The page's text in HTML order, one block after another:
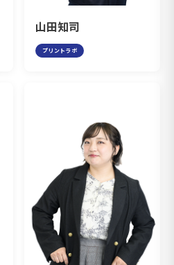
山田知司
プリントラボ